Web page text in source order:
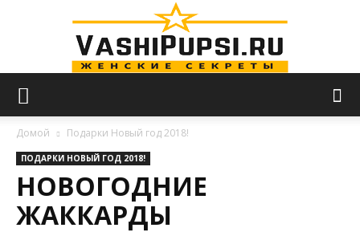
—
Домой Подарки Новый год 2018!
ПОДАРКИ НОВЫЙ ГОД 2018!
НОВОГОДНИЕ
ЖАККАРДЫ